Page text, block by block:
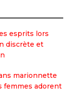
esprits lors
discrète et
marionnette
femmes adorent